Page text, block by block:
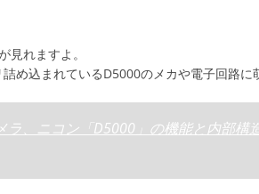
見れますよ。
め込まれているD5000のメカや電子回路に
、ニコン「D5000」の機能と内部構